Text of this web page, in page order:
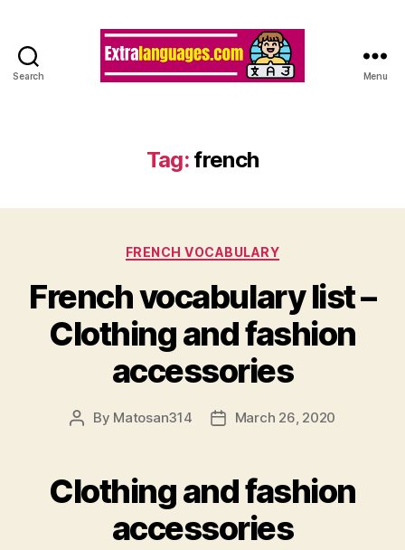
Search Menu
Tag: french
Categories
FRENCH VOCABULARY
French vocabulary list –
Clothing and fashion
accessories
Post
By Matosan314
PostMarch 26, 2020
Clothing and fashion
accessories